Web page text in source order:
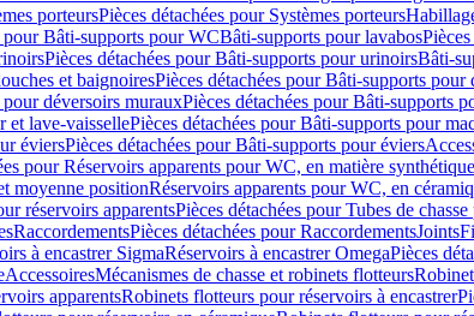
porteursPièces détachées pour Systèmes porteurs
pour Bâti-supports pour WCBâti-supports pour lavabos
Pièces détachées pour Bâti-supports pour urinoirsBâti-
et baignoiresPièces détachées pour Bâti-supports pour
déversoirs murauxPièces détachées pour Bâti-supports
et lave-vaissellePièces détachées pour Bâti-supports pour
éviersPièces détachées pour Bâti-supports pour éviers
pour Réservoirs apparents pour WC, en matière synthétique
moyenne positionRéservoirs apparents pour WC, en
réservoirs apparentsPièces détachées pour Tubes de
RaccordementsPièces détachées pour RaccordementsJoints
à encastrer SigmaRéservoirs à encastrer OmegaPièces
AccessoiresMécanismes de chasse et robinets flotteurs
apparentsRobinets flotteurs pour réservoirs à encastrer